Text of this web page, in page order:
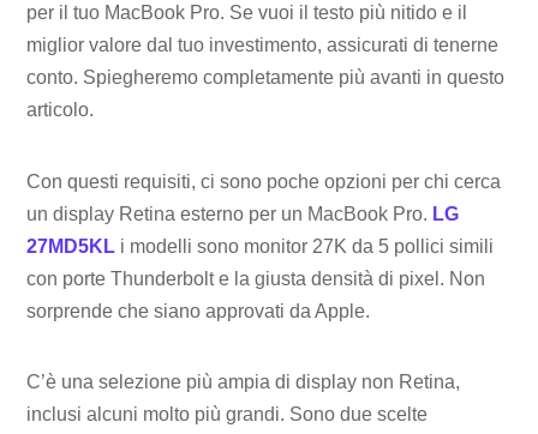
per il tuo MacBook Pro. Se vuoi il testo più nitido e il
miglior valore dal tuo investimento, assicurati di tenerne
conto. Spiegheremo completamente più avanti in questo
articolo.
Con questi requisiti, ci sono poche opzioni per chi cerca
un display Retina esterno per un MacBook Pro. LG
27MD5KL i modelli sono monitor 27K da 5 pollici simili
con porte Thunderbolt e la giusta densità di pixel. Non
sorprende che siano approvati da Apple.
C’è una selezione più ampia di display non Retina,
inclusi alcuni molto più grandi. Sono due scelte